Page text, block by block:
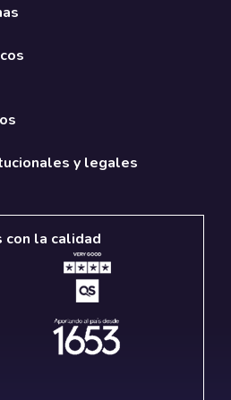
y legales
con la calidad